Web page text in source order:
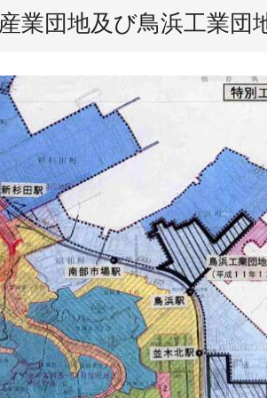
業団地及び鳥浜工業団